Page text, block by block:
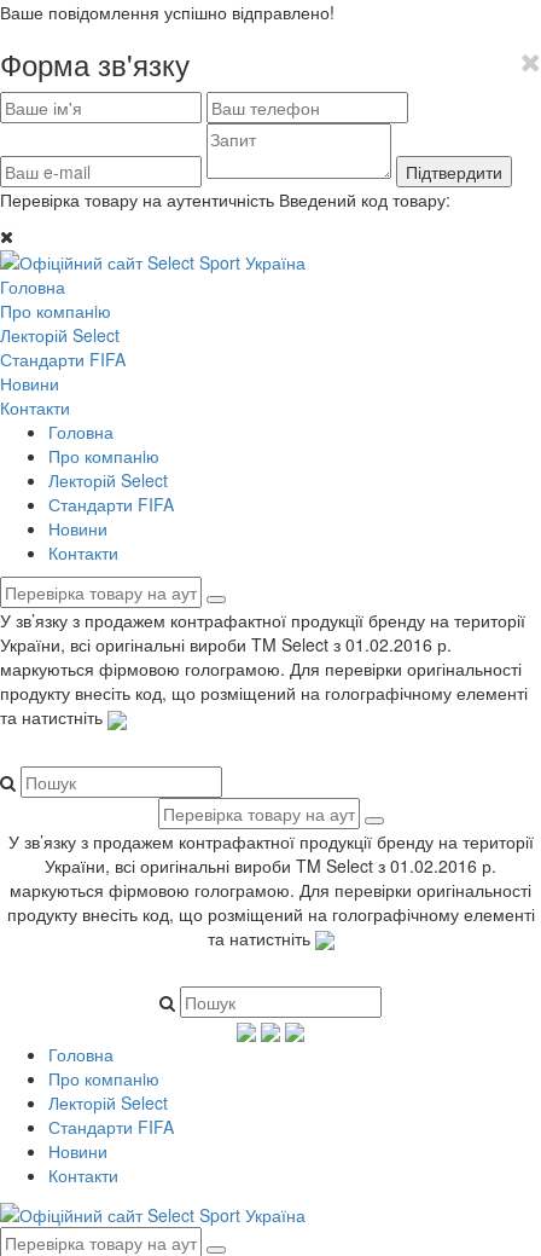
Ваше повідомлення успішно відправлено!
Форма зв'язку
Підтвердити
Перевірка товару на аутентичність Введений код товару:
Головна
Про компанiю
Лекторій Select
Стандарти FIFA
Новини
Контакти
Головна
Про компанiю
Лекторій Select
Стандарти FIFA
Новини
Контакти
У зв’язку з продажем контрафактної продукції бренду на території
України, всі оригінальні вироби TM Select з 01.02.2016 р.
маркуються фірмовою голограмою. Для перевірки оригінальності
продукту внесіть код, що розміщений на голографічному елементі
та натистніть
У зв’язку з продажем контрафактної продукції бренду на території
України, всі оригінальні вироби TM Select з 01.02.2016 р.
маркуються фірмовою голограмою. Для перевірки оригінальності
продукту внесіть код, що розміщений на голографічному елементі
та натистніть
Головна
Про компанiю
Лекторій Select
Стандарти FIFA
Новини
Контакти